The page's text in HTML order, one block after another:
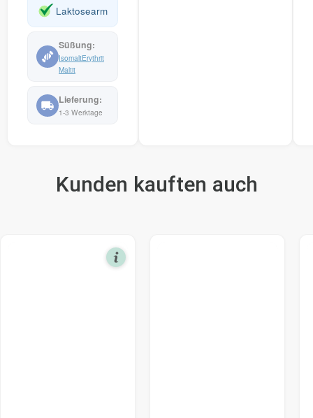
Laktosearm
IsomaltErythrit
Maltit
1-3 Werktage
Kunden kauften auch